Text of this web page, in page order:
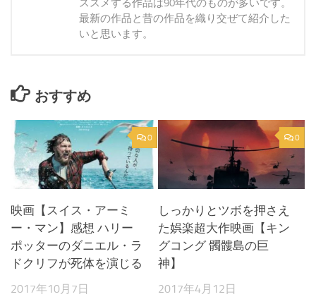
ススメする作品は90年代のものが多いです。
最新の作品と昔の作品を織り交ぜて紹介した
いと思います。
おすすめ
0
映画【スイス・アーミ
ー・マン】感想 ハリー
ポッターのダニエル・ラ
ドクリフが死体を演じる
2017年10月7日
0
しっかりとツボを押さえ
た娯楽超大作映画【キン
グコング 髑髏島の巨
神】
2017年4月12日